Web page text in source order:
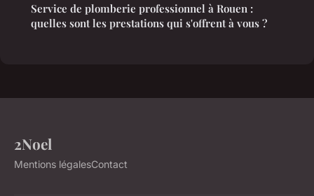
Service de plomberie professionnel à Rouen :
quelles sont les prestations qui s'offrent à vous ?
2Noel
Mentions légalesContact